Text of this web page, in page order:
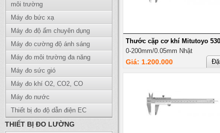
môi trường
Máy đo bức xạ
Máy đo độ ẩm chuyên dụng
Máy đo cường độ ánh sáng
Máy đo môi trường đa năng
Máy đo sức gió
Máy đo khí O2, CO2, CO
Máy đo nước
Thiết bị đo độ dẫn điện EC
THIẾT BỊ ĐO LƯỜNG
Thước cặp cơ khí Mitutoyo
0-200mm/0.05mm Nhật
Giá: 1.200.000